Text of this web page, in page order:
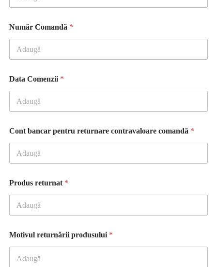
e
c
o
e
t
e
t
r
a
Număr Comandă *
Data Comenzii *
Cont bancar pentru returnare contravaloare comandă *
Produs returnat *
Motivul returnării produsului *